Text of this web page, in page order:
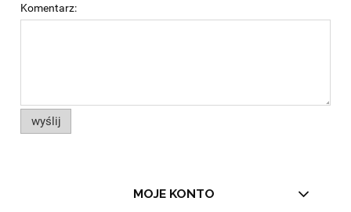
Komentarz:
wyślij
MOJE KONTO